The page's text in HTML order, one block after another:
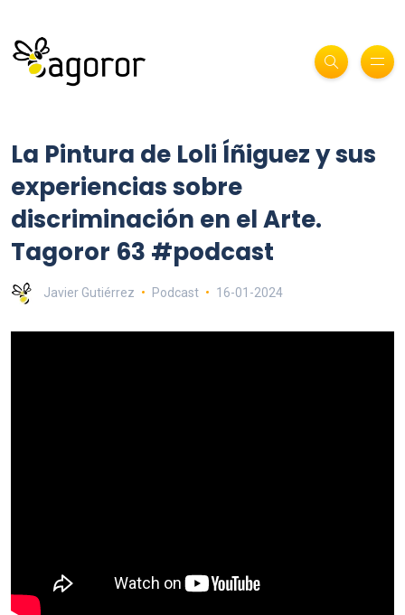
La Pintura de Loli Íñiguez y sus
experiencias sobre
discriminación en el Arte.
Tagoror 63 #podcast
Javier Gutiérrez Podcast 16-01-2024